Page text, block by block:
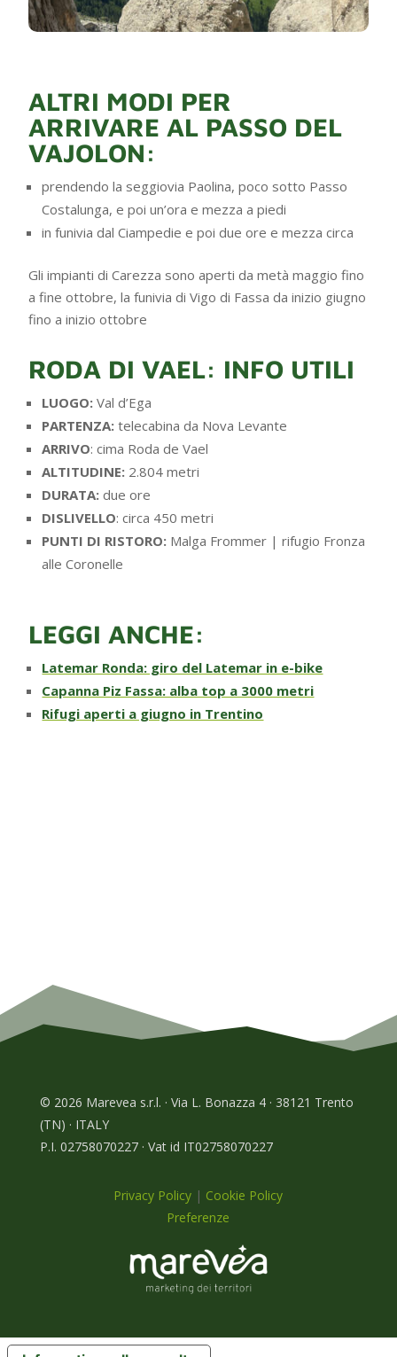
ALTRI MODI PER
ARRIVARE AL PASSO DEL
VAJOLON:
prendendo la seggiovia Paolina, poco sotto Passo
Costalunga, e poi un’ora e mezza a piedi
in funivia dal Ciampedie e poi due ore e mezza circa
Gli impianti di Carezza sono aperti da metà maggio fino
a fine ottobre, la funivia di Vigo di Fassa da inizio giugno
fino a inizio ottobre
RODA DI VAEL: INFO UTILI
LUOGO: Val d’Ega
PARTENZA:telecabina da Nova Levante
ARRIVO: cima Roda de Vael
ALTITUDINE: 2.804 metri
DURATA: due ore
DISLIVELLO: circa 450 metri
PUNTI DI RISTORO: Malga Frommer | rifugio Fronza
alle Coronelle
LEGGI ANCHE:
Latemar Ronda: giro del Latemar in e-bike
Capanna Piz Fassa: alba top a 3000 metri
Rifugi aperti a giugno in Trentino
© 2026 Marevea s.r.l. · Via L. Bonazza 4 · 38121 Trento
(TN) · ITALY
P.I. 02758070227 · Vat id IT02758070227
Privacy Policy | Cookie Policy
Preferenze